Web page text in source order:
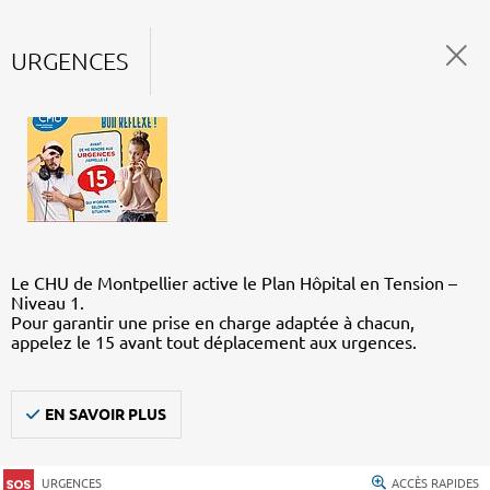
URGENCES
Le CHU de Montpellier active le Plan Hôpital en Tension –
Niveau 1.
Pour garantir une prise en charge adaptée à chacun,
appelez le 15 avant tout déplacement aux urgences.
EN SAVOIR PLUS
URGENCES ACCÈS RAPIDES